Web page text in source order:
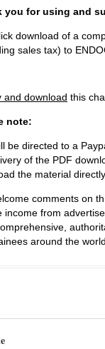
you for using and
download of a
sales tax) to
and download this
note:
be directed to a
of the PDF
the material
comments on
income from
around the